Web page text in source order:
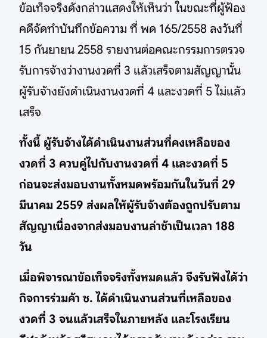
ข้อเท็จจริงดังกล่าวแสดงให้เห็นว่า ในขณะที่ผู้ฟ้อง
คดีจัดทำบันทึกข้อความ ที่ พด 165/2558 ลงวันที่
15 กันยายน 2558 รายงานต่อคณะกรรมการตรวจ
รับการจ้างว่างานงวดที่ 3 แล้วเสร็จตามสัญญานั้น
ผู้รับจ้างยังดำเนินงานงวดที่ 4 และงวดที่ 5 ไม่แล้ว
เสร็จ
ทั้งนี้ ผู้รับจ้างได้ดำเนินงานส่วนที่คงเหลือของ
งวดที่ 3 ควบคู่ไปกับงานงวดที่ 4 และงวดที่ 5
ก่อนจะส่งมอบงานทั้งหมดพร้อมกันในวันที่ 29
มีนาคม 2559 ส่งผลให้ผู้รับจ้างต้องถูกปรับตาม
สัญญาเนื่องจากส่งมอบงานล่าช้าเป็นเวลา 188
วัน
เมื่อพิจารณาข้อเท็จจริงทั้งหมดแล้ว จึงรับฟังได้ว่า
กิจการร่วมค้า ช. ได้ดำเนินงานส่วนที่เหลือของ
งวดที่ 3 จนแล้วเสร็จในภายหลัง และโรงเรียน